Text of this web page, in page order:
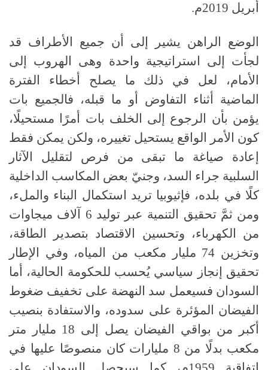
أبريل 2019م.
الوضع الراهن يشير إلى أن جميع الأطراف قد
لجأت إلى استراتيجية واحدة وهى الهروب إلى
الأمام، لعل في ذلك ما يصلح أخطاء الفترة
الماضية أثناء التفاوض أو ما قبله، فالجميع بات
يؤمن بأن الرجوع إلى الخلف بات أمرًا مستحيلًا،
كون الأمر الواقع يستحيل تغييره، ولكن يمكن فقط
إعادة صياغة ما تبقى من فرص لتقليل الآثار
السلبية جراء السد، وجنيّ بعض المكاسب الداخلية
كلًا في بلده، فإثيوبيا تريد استكمال البناء والملء،
ومن ثمَّ تحقيق التنمية عبر توليد 6 آلاف ميجاوات
من الكهرباء، وتحسين الاقتصاد بتصدير الطاقة،
وتخزين 74 مليار مكعب من المياه، وفي الإطار
تحقيق إنجاز سياسي يُحسب للحكومة الحالية، أما
السودان فسيعمل سد النهضة على تخفيف ضغوط
الفيضان المؤئرة على سدوده، والاستفادة بنصيب
أكبر من بواقي الفيضان يصل إلى 18 مليار متر
مكعب بدلًا من 8 مليارات كان منصوصًا عليها في